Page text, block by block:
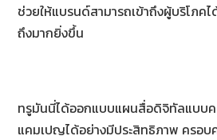
ช่วยให้แบรนด์สามารถเข้าถึงผู้บริโภค
ถึงมากยิ่งขึ้น
ทรูมันนี่ได้ออกแบบแผนสื่อดิจิทัลแบบค
แคมเปญได้อย่างมีประสิทธิภาพ ครอบ